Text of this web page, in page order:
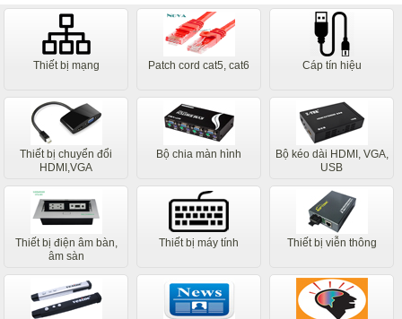
Thiết bị mạng Patch cord cat5, cat6 Cáp tín hiệu
Thiết bị chuyển đổi
HDMI,VGA
Bộ chia màn hình
Bộ kéo dài HDMI, VGA,
USB
Thiết bị điện âm bàn,
âm sàn
Thiết bị máy tính Thiết bị viễn thông